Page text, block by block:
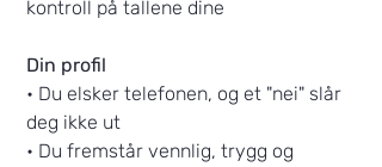
kontroll på tallene dine
Din profil
• Du elsker telefonen, og et "nei" slår
deg ikke ut
• Du fremstår vennlig, trygg og